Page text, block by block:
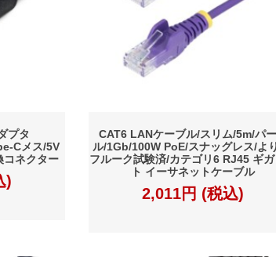
プタ
Cメス/5V
コネクター
)
CAT6 LANケーブル/スリム/5m/パ
ル/1Gb/100W PoE/スナッグレス/よ
フルーク試験済/カテゴリ6 RJ45 ギガ
ト イーサネットケーブル
2,011円 (税込)